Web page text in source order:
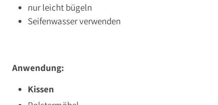
nur leicht bügeln
Seifenwasser verwenden
Anwendung:
Kissen